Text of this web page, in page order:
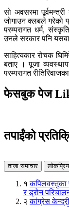
सो अवसरमा
जोगाउन क्लबले गरेको
परम्परागत धर्म,
उनले सरकार पनि
साहित्यकार रोचक
बताए । पूजा
परम्परागत
फेसबुक पेज
तपाईंको
ताजा समाचार लोकप्रिय
१ कपिलवस्तुका
र ड्रोन
२ कांग्रेस